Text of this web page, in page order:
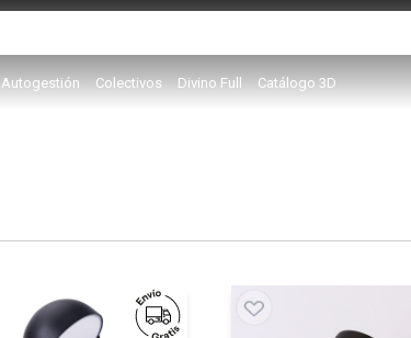
Autogestión Colectivos Divino Full Catálogo 3D